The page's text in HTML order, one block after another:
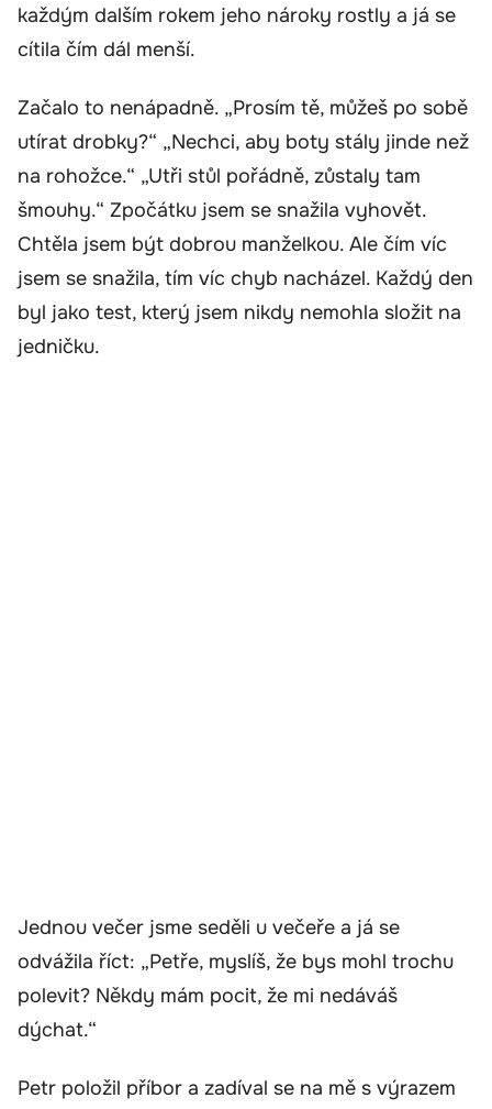
každým dalším rokem jeho nároky rostly a já se
cítila čím dál menší.
Začalo to nenápadně. „Prosím tě, můžeš po sobě
utírat drobky?“ „Nechci, aby boty stály jinde než
na rohožce.“ „Utři stůl pořádně, zůstaly tam
šmouhy.“ Zpočátku jsem se snažila vyhovět.
Chtěla jsem být dobrou manželkou. Ale čím víc
jsem se snažila, tím víc chyb nacházel. Každý den
byl jako test, který jsem nikdy nemohla složit na
jedničku.
Jednou večer jsme seděli u večeře a já se
odvážila říct: „Petře, myslíš, že bys mohl trochu
polevit? Někdy mám pocit, že mi nedáváš
dýchat.“
Petr položil příbor a zadíval se na mě s výrazem